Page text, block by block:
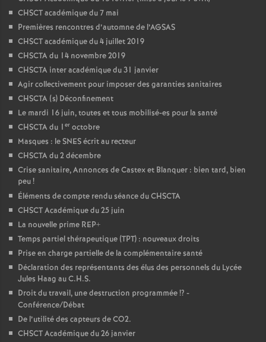
CHSCT académique du 7 mai
Premières rencontres d’automne de l’AGSAS
CHSCT académique du 4 juillet 2019
CHSCTA du 14 novembre 2019
CHSCTA inter académique du 31 janvier
Agir collectivement pour imposer des garanties sanitaires
CHSCTA (s) Déconfinement
Le mardi 16 juin, toutes et tous mobilisé-es pour la santé
CHSCTA du 1 er octobre
Masques : le SNES écrit au recteur
CHSCTA du 2 décembre
Crise sanitaire, Annonces de Castex et Blanquer : bien tard, bien
peu!
Éléments de compte rendu séance du CHSCTA
CHSCT Académique du 25 juin
La nouvelle prime REP+
Temps partiel thérapeutique (TPT) : nouveaux droits
Prise en charge partielle de la complémentaire santé
Déclaration des représentants des élus des personnels du Lycée
Jules Haag au C.H.S.
Droit du travail, une destruction programmée!? -
Conférence/Débat
De l’utilité des capteurs de CO2.
CHSCT Académique du 26 janvier